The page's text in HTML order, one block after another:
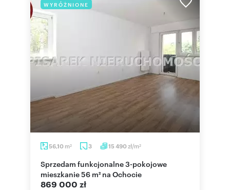
WYRÓŻNIONE
56,10 m2 3 15 490zł/m2
Sprzedam funkcjonalne 3-pokojowe
mieszkanie 56 m² na Ochocie
869 000 zł